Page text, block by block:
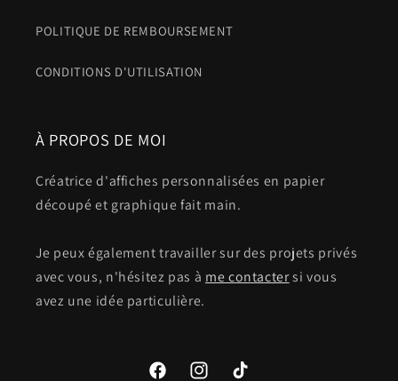
POLITIQUE DE REMBOURSEMENT
CONDITIONS D'UTILISATION
À PROPOS DE MOI
Créatrice d'affiches personnalisées en papier
découpé et graphique fait main.
Je peux également travailler sur des projets privés
avec vous, n'hésitez pas à me contactersi vous
avez une idée particulière.